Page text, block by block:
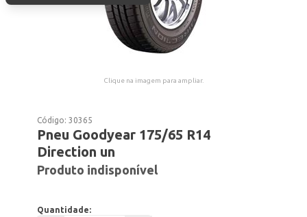
Clique na imagem para ampliar.
Código:30365
Pneu Goodyear 175/65 R14
Direction un
Produto indisponível
Quantidade: